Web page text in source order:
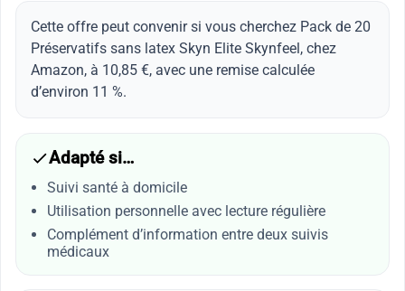
Cette offre peut convenir si vous cherchez Pack de 20
Préservatifs sans latex Skyn Elite Skynfeel, chez
Amazon, à 10,85 €, avec une remise calculée
d’environ 11 %.
Adapté si…
Suivi santé à domicile
Utilisation personnelle avec lecture régulière
Complément d’information entre deux suivis
médicaux